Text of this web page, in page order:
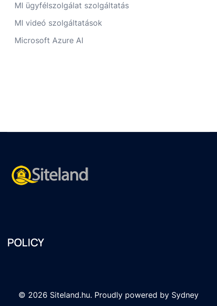
MI ügyfélszolgálat szolgáltatás
MI videó szolgáltatások
Microsoft Azure AI
POLICY
© 2026 Siteland.hu. Proudly powered by Sydney